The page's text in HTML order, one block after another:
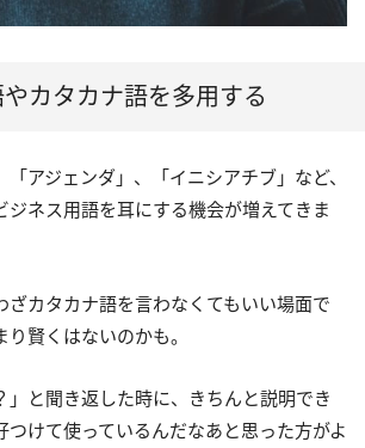
やカタカナ語を多用する
「アジェンダ」、「イニシアチブ」など、
ジネス用語を耳にする機会が増えてきま
ざカタカナ語を言わなくてもいい場面で
賢くはないのかも。
」と聞き返した時に、きちんと説明でき
つけて使っているんだなあと思った方がよ